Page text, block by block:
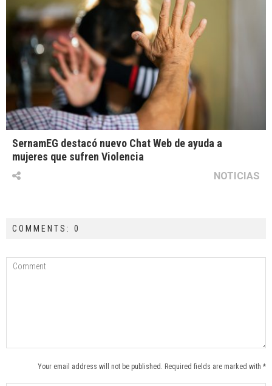
SernamEG destacó nuevo Chat Web de ayuda a
mujeres que sufren Violencia
NOTICIAS
COMMENTS: 0
Your email address will not be published. Required fields are marked with *